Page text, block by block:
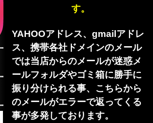
す。
YAHOOアドレス、gmailアドレ
ス、携帯各社ドメインのメール
では当店からのメールが迷惑メ
ールフォルダやゴミ箱に勝手に
振り分けられる事、こちらから
のメールがエラーで返ってくる
事が多発しております。